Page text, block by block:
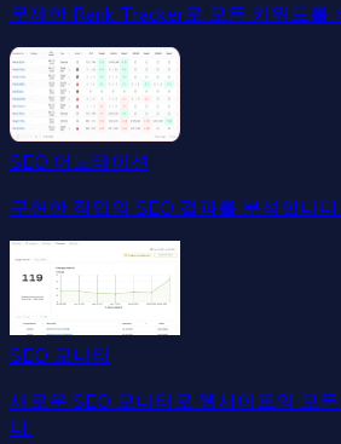
무제한 Rank Tracker로 모든 키워드를
SEO 어노테이션
구현한 작업의 SEO 결과를 분석합니다.
SEO 모니터
새로운 SEO 모니터로 웹사이트의 모
다.